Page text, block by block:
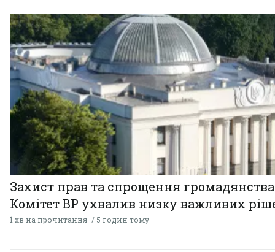
Захист прав та спрощення
Комітет ВР ухвалив низку важливих
1 хв на прочитання 5 годин тому